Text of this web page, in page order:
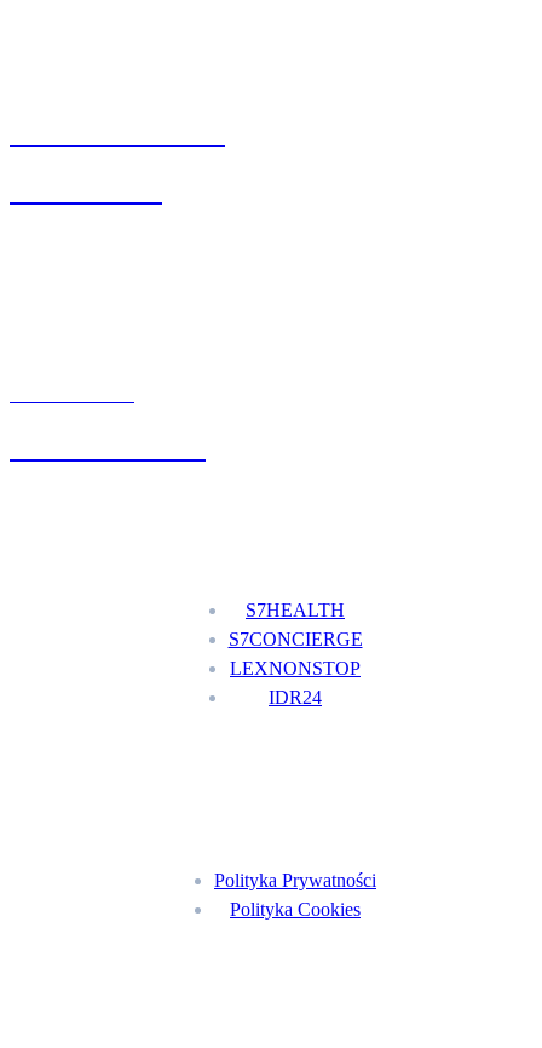
S7HEALTH
S7CONCIERGE
LEXNONSTOP
IDR24
Polityka Prywatności
Polityka Cookies